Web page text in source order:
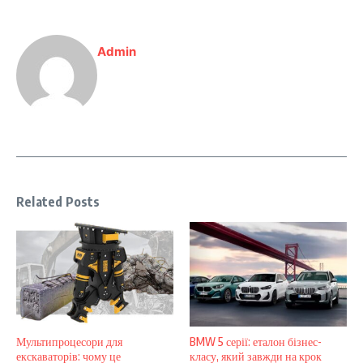
Admin
Related Posts
Мультипроцесори для
екскаваторів: чому це
BMW 5 серії: еталон бізнес-
класу, який завжди на крок